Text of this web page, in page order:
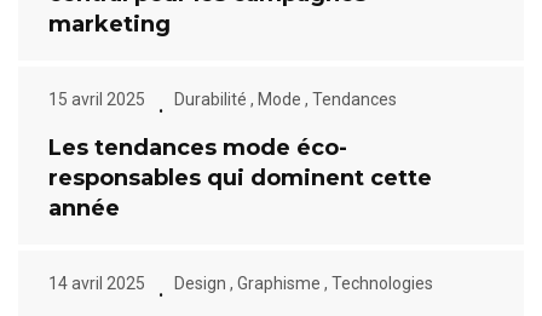
marketing
15 avril 2025 Durabilité , Mode , Tendances
Les tendances mode éco-
responsables qui dominent cette
année
14 avril 2025 Design , Graphisme , Technologies